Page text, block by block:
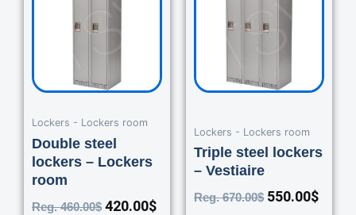
Lockers - Lockers room
Double steel
lockers – Lockers
room
Reg.460.00$ 420.00$
Lockers - Lockers room
Triple steel lockers
– Vestiaire
Reg.670.00$ 550.00$